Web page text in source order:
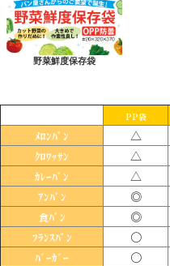
野菜鮮度保存袋
PP袋
ﾒﾛﾝﾊﾟﾝ △
ｸﾛﾜｯｻﾝ △
ｶﾚｰﾊﾟﾝ △
ｱﾝﾊﾟﾝ ◎
食ﾊﾟﾝ ◎
ﾌﾗﾝｽﾊﾟﾝ 〇
ﾊﾞｰｶﾞｰ 〇